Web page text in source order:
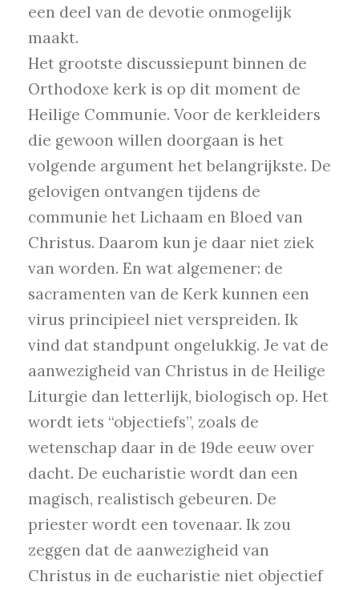
een deel van de devotie onmogelijk
maakt.
Het grootste discussiepunt binnen de
Orthodoxe kerk is op dit moment de
Heilige Communie. Voor de kerkleiders
die gewoon willen doorgaan is het
volgende argument het belangrijkste. De
gelovigen ontvangen tijdens de
communie het Lichaam en Bloed van
Christus. Daarom kun je daar niet ziek
van worden. En wat algemener: de
sacramenten van de Kerk kunnen een
virus principieel niet verspreiden. Ik
vind dat standpunt ongelukkig. Je vat de
aanwezigheid van Christus in de Heilige
Liturgie dan letterlijk, biologisch op. Het
wordt iets “objectiefs”, zoals de
wetenschap daar in de 19de eeuw over
dacht. De eucharistie wordt dan een
magisch, realistisch gebeuren. De
priester wordt een tovenaar. Ik zou
zeggen dat de aanwezigheid van
Christus in de eucharistie niet objectief